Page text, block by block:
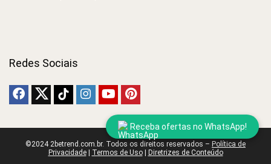
Receba ofertas no WhatsApp!
Redes Sociais
©2024 2betrend.com.br. Todos os direitos reservados – Política de
Privacidade| Termos de Uso| Diretrizes de Conteúdo